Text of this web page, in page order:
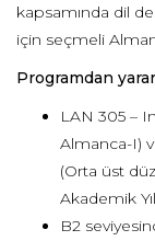
kapsamında dil
için seçmeli
Programdan
LAN 305 –
Almanca-I)
(Orta üst
Akademik
B2